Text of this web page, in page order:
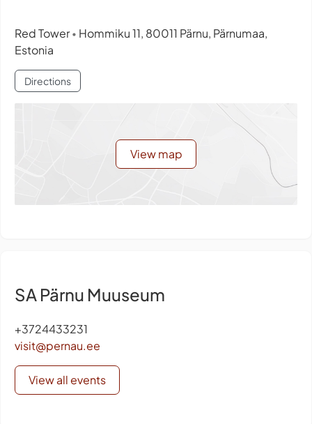
Red Tower• Hommiku 11, 80011 Pärnu, Pärnumaa,
Estonia
Directions
View map
SA Pärnu Muuseum
+3724433231
visit@pernau.ee
View all events